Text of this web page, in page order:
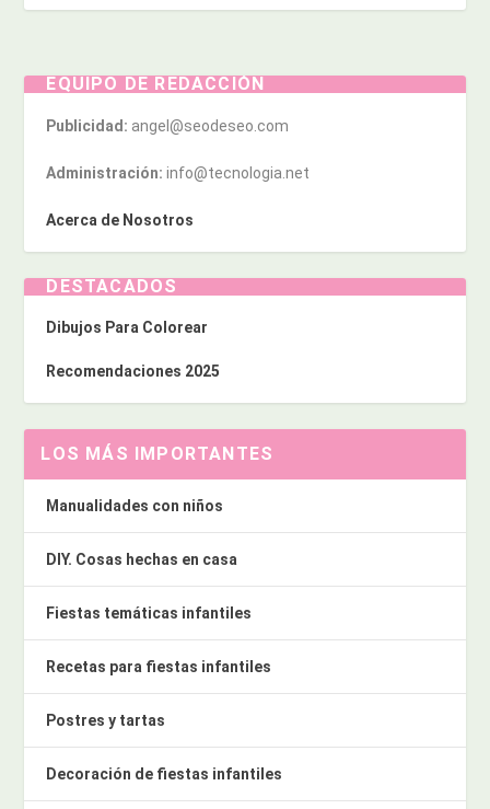
EQUIPO DE REDACCIÓN
Publicidad: angel@seodeseo.com
Administración: info@tecnologia.net
Acerca de Nosotros
DESTACADOS
Dibujos Para Colorear
Recomendaciones 2025
LOS MÁS IMPORTANTES
Manualidades con niños
DIY. Cosas hechas en casa
Fiestas temáticas infantiles
Recetas para fiestas infantiles
Postres y tartas
Decoración de fiestas infantiles